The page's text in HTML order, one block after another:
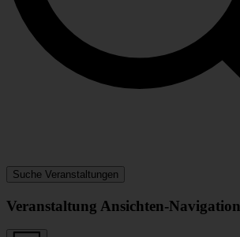
Suche Veranstaltungen
Veranstaltung Ansichten-Navigation